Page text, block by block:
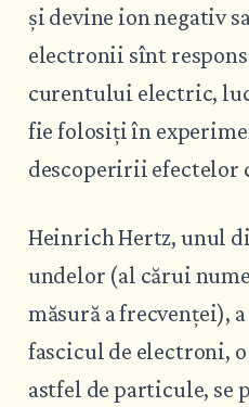
și devine ion negativ
electronii sînt
curentului electric,
fie folosiți în
descoperirii efectelor
Heinrich Hertz, unul
undelor (al cărui
măsură a frecvenței),
fascicul de electroni,
astfel de particule, se